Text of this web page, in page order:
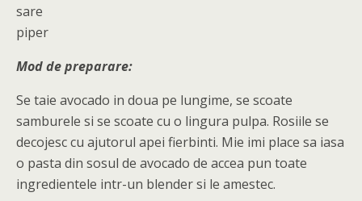
sare
piper
Mod de preparare:
Se taie avocado in doua pe lungime, se scoate
samburele si se scoate cu o lingura pulpa. Rosiile se
decojesc cu ajutorul apei fierbinti. Mie imi place sa iasa
o pasta din sosul de avocado de accea pun toate
ingredientele intr-un blender si le amestec.